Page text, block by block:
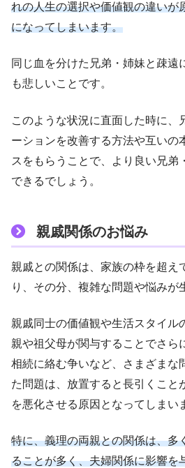
れの人生の選択や価値観の違いが
になってしまいます。
同じ血を分けた兄弟・姉妹と疎遠
も悲しいことです。
このような状況に直面した時に、
ーションを改善する方法や互いの
スをもらうことで、より良い兄弟
できるでしょう。
親戚関係のお悩み
親戚との関係は、家族の枠を超え
り、その分、複雑な問題や悩みが
親戚同士の価値観や生活スタイル
親や祖父母が関与することでさら
相続に絡む争いなど、さまざまな
た問題は、放置すると長引くこと
を悪化させる原因となってしまい
特に、義理の両親との関係は、多
ることが多く、夫婦関係に影響を